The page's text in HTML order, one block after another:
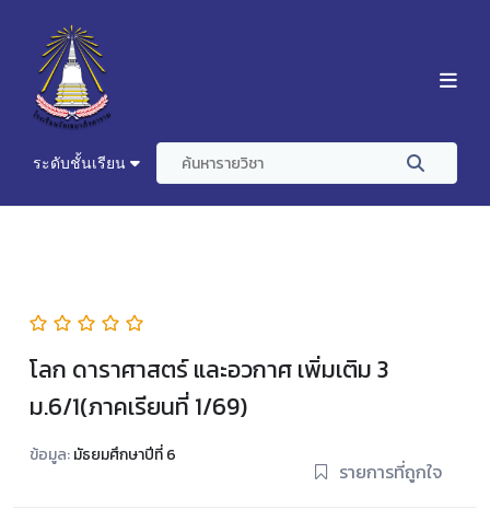
ระดับชั้นเรียน
โลก ดาราศาสตร์ และอวกาศ เพิ่มเติม 3
ม.6/1(ภาคเรียนที่ 1/69)
ข้อมูล:มัธยมศึกษาปีที่ 6
รายการที่ถูกใจ